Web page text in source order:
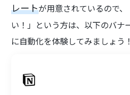
レートが用意されているので
い！」という方は、以下のバナ
に自動化を体験してみましょう！